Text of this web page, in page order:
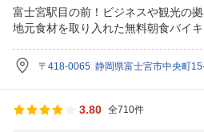
富士宮駅目の前！ビジネスや観光の
地元食材を取り入れた無料朝食バイキ
〒418-0065 静岡県富士宮市中央町
3.80 全710件